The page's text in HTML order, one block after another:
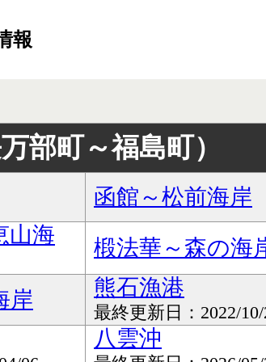
報
部町～福島町）
函館～松前海岸
山海
椴法華～森の海
岸 熊石漁港
最終更新日：2022/
八雲沖